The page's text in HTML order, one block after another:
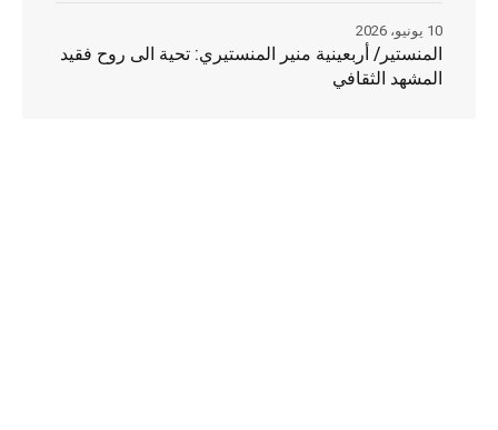
المنستير/ أربعينية منير المنستيري: تحية الى روح فقيد
المشهد الثقافي
10 يونيو، 2026